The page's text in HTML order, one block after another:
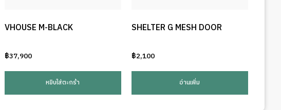
VHOUSE M-BLACK
฿37,900
หยิบใส่ตะกร้า
SHELTER G MESH DOOR
฿2,100
อ่านเพิ่ม